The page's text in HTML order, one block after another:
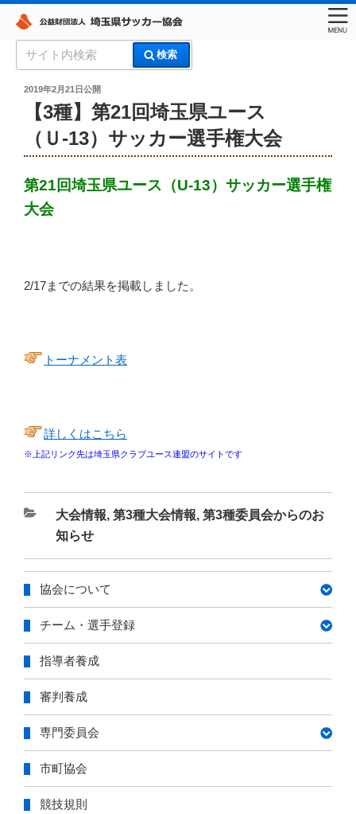
索:
検索
埼玉県サッカー協会
投
2019年2月21日公開
【3種】第21回埼玉県ユース
（Ｕ-13）サッカー選手権大会
第21回埼玉県ユース（U-13）サッカー選手権
大会
2/17までの結果を掲載しました。
トーナメント表
詳しくはこちら
※上記リンク先は埼玉県クラブユース連盟のサイトです
カ
テ
ゴ
ー
大会情報, 第3種大会情報, 第3種委員会からのお
知らせ
協会について
チーム・選手登録
指導者養成
審判養成
専門委員会
市町協会
競技規則